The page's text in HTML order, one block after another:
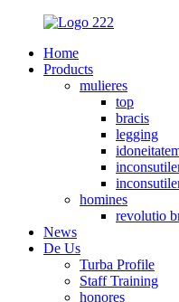
Home
Products
mulieres
top
bracis
legging
homines
revolutio
News
De Us
Turba Profile
Staff Training
honores